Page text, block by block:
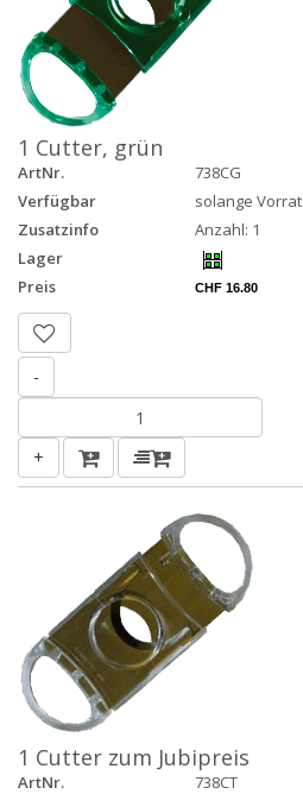
1 Cutter, grün
ArtNr.
738CG
Verfügbar
solange Vorrat
Zusatzinfo
Anzahl: 1
Lager
Preis
CHF 16.80
-
+
1 Cutter zum Jubipreis
ArtNr.
738CT